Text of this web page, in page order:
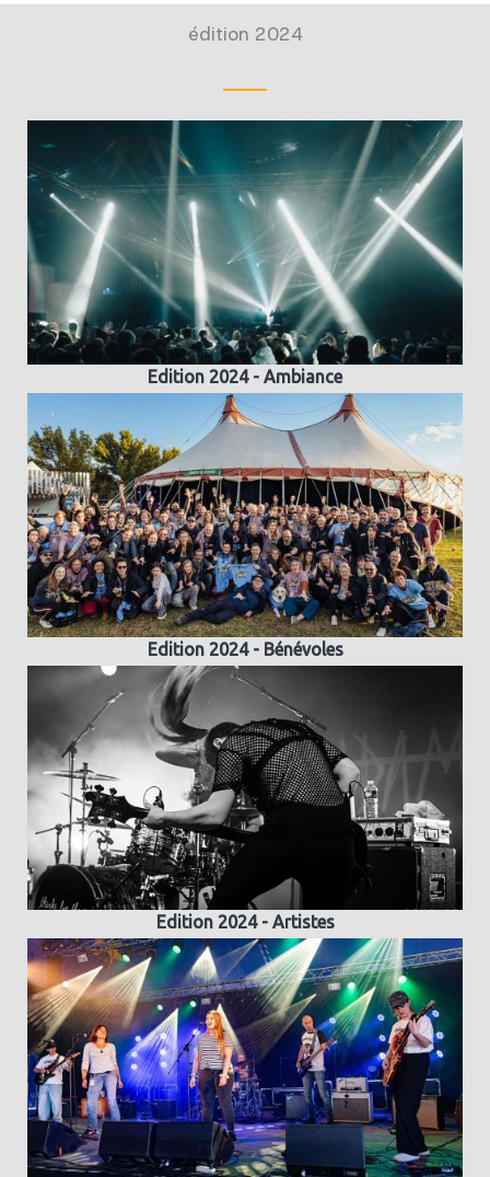
édition 2024
Edition 2024 - Ambiance
Edition 2024 - Bénévoles
Edition 2024 - Artistes